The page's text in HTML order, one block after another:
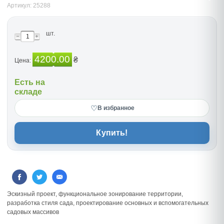
Артикул: 25288
шт.
Цена: 4200.00 ₴
Есть на
складе
♡ В избранное
Купить!
Эскизный проект, функциональное зонирование территории,
разработка стиля сада, проектирование основных и вспомогательных
садовых массивов